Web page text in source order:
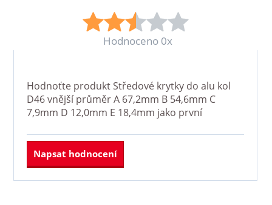
Hodnoceno 0x
Hodnoťte produktStředové krytky do alu kol
D46 vnější průměr A 67,2mm B 54,6mm C
7,9mm D 12,0mm E 18,4mm jako první
Napsat hodnocení